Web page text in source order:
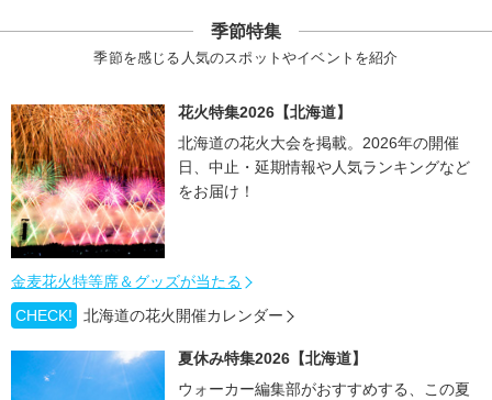
季節特集
季節を感じる人気のスポットやイベントを紹介
花火特集2026【北海道】
北海道の花火大会を掲載。2026年の開催
日、中止・延期情報や人気ランキングなど
をお届け！
金麦花火特等席＆グッズが当たる
CHECK!
北海道の花火開催カレンダー
夏休み特集2026【北海道】
ウォーカー編集部がおすすめする、この夏